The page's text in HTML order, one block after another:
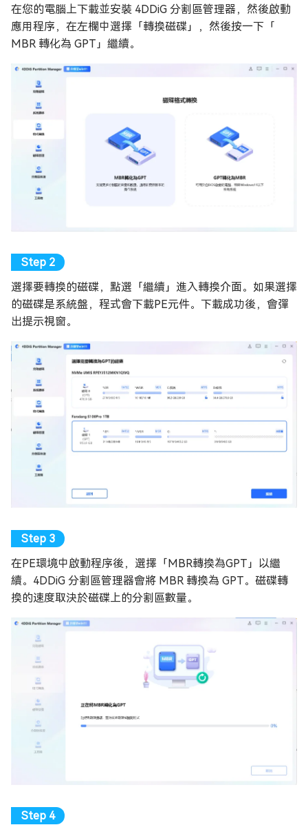
在您的電腦上下載並安裝 4DDiG 分割區管理器，然後啟動
應用程序，在左欄中選擇「轉換磁碟」，然後按一下「
MBR 轉化為 GPT」繼續。
選擇要轉換的磁碟，點選「繼續」進入轉換介面。如果選擇
的磁碟是系統盤，程式會下載PE元件。下載成功後，會彈
出提示視窗。
在PE環境中啟動程序後，選擇「MBR轉換為GPT」以繼
續。4DDiG 分割區管理器會將 MBR 轉換為 GPT。磁碟轉
換的速度取決於磁碟上的分割區數量。